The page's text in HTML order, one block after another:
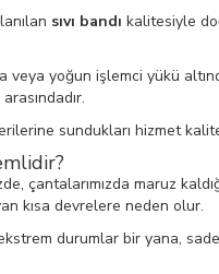
sıvı bandı kalitesiyle
veya yoğun işlemci yükü
sundukları hizmet
çantalarımızda maruz
kısa devrelere neden olur.
ekstrem durumlar bir yana,